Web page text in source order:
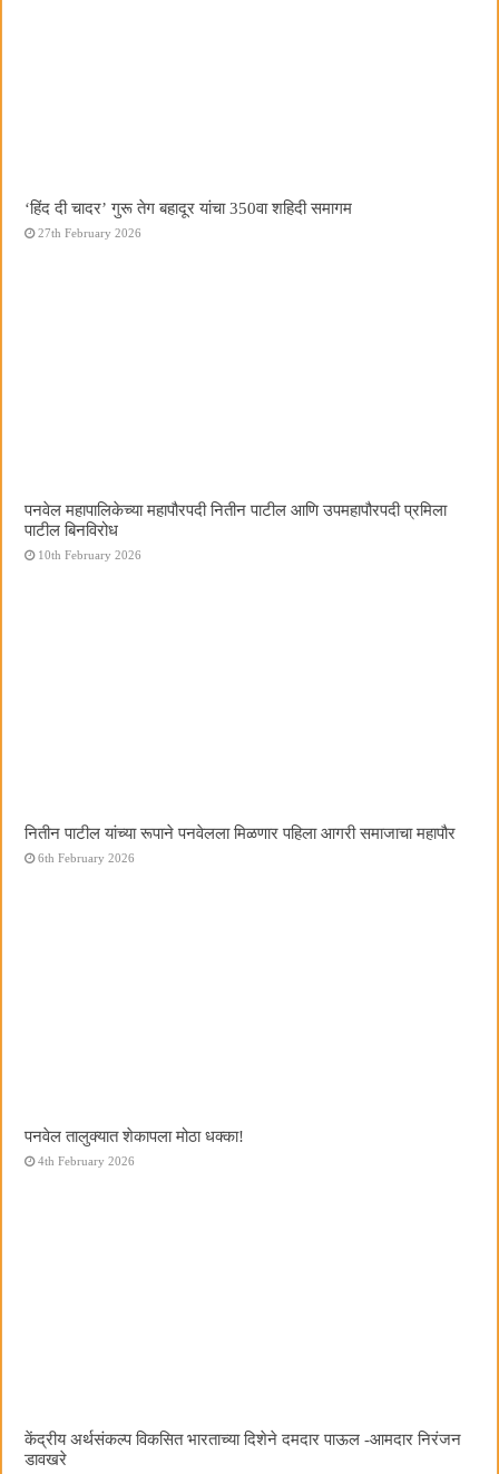
‘हिंद दी चादर’ गुरू तेग बहादूर यांचा 350वा शहिदी समागम
27th February 2026
पनवेल महापालिकेच्या महापौरपदी नितीन पाटील आणि उपमहापौरपदी प्रमिला
पाटील बिनविरोध
10th February 2026
नितीन पाटील यांच्या रूपाने पनवेलला मिळणार पहिला आगरी समाजाचा महापौर
6th February 2026
पनवेल तालुक्यात शेकापला मोठा धक्का!
4th February 2026
केंद्रीय अर्थसंकल्प विकसित भारताच्या दिशेने दमदार पाऊल -आमदार निरंजन
डावखरे